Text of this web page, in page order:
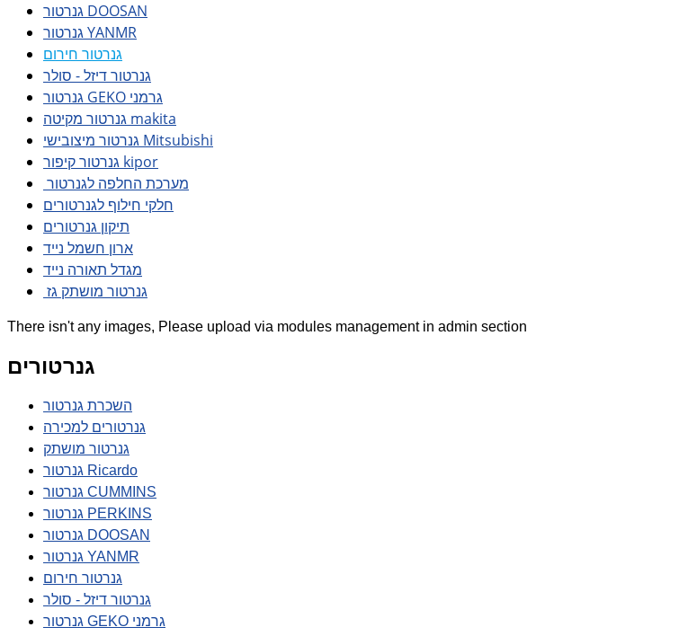
גנרטור DOOSAN
גנרטור YANMR
גנרטור חירום
גנרטור דיזל - סולר
גנרטור GEKO גרמני
גנרטור מקיטה makita
גנרטור מיצובישי Mitsubishi
גנרטור קיפור kipor
מערכת החלפה לגנרטור
חלקי חילוף לגנרטורים
תיקון גנרטורים
ארון חשמל נייד
מגדל תאורה נייד
גנרטור מושתק גז
There isn't any images, Please upload via modules management in admin section
גנרטורים
השכרת גנרטור
גנרטורים למכירה
גנרטור מושתק
גנרטור Ricardo
גנרטור CUMMINS
גנרטור PERKINS
גנרטור DOOSAN
גנרטור YANMR
גנרטור חירום
גנרטור דיזל - סולר
גנרטור GEKO גרמני